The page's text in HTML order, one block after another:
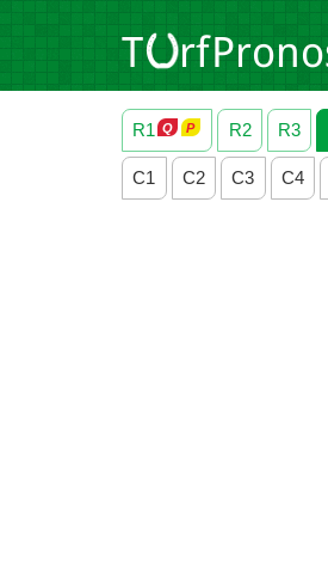
R1 R2 R3
C1 C2 C3 C4